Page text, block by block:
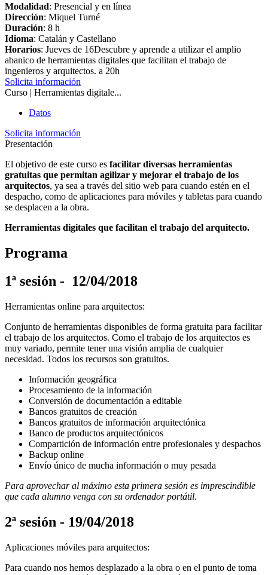
Modalidad: Presencial y en línea
Dirección: Miquel Turné
Duración: 8 h
Idioma: Catalán y Castellano
Horarios: Jueves de 16Descubre y aprende a utilizar el amplio
abanico de herramientas digitales que facilitan el trabajo de
ingenieros y arquitectos. a 20h
Solicita información
Curso | Herramientas digitale...
Datos
Solicita información
Presentación
El objetivo de este curso es facilitar diversas herramientas
gratuitas que permitan agilizar y mejorar el trabajo de los
arquitectos, ya sea a través del sitio web para cuando estén en el
despacho, como de aplicaciones para móviles y tabletas para cuando
se desplacen a la obra.
Herramientas digitales que facilitan el trabajo del arquitecto.
Programa
1ª sesión - 12/04/2018
Herramientas online para arquitectos:
Conjunto de herramientas disponibles de forma gratuita para facilitar
el trabajo de los arquitectos. Como el trabajo de los arquitectos es
muy variado, permite tener una visión amplia de cualquier
necesidad. Todos los recursos son gratuitos.
Información geográfica
Procesamiento de la información
Conversión de documentación a editable
Bancos gratuitos de creación
Bancos gratuitos de información arquitectónica
Banco de productos arquitectónicos
Compartición de información entre profesionales y despachos
Backup online
Envío único de mucha información o muy pesada
Para aprovechar al máximo esta primera sesión es imprescindible
que cada alumno venga con su ordenador portátil.
2ª sesión - 19/04/2018
Aplicaciones móviles para arquitectos:
Para cuando nos hemos desplazado a la obra o en el punto de toma